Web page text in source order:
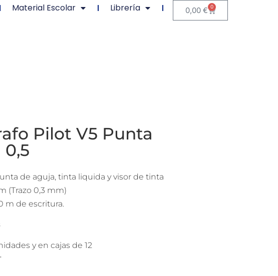
Material Escolar
Librería
0,00€ 0
Pilot V5 Punta
de aguja, tinta liquida y visor de tinta
(Trazo 0,3 mm)
m de escritura.
y en cajas de 12